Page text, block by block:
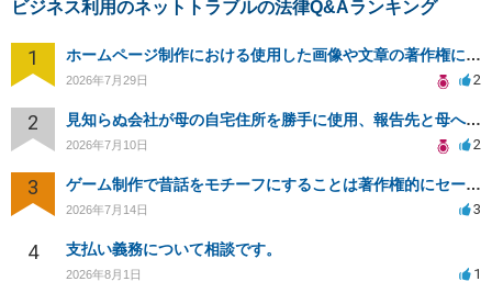
ビジネス利用のネットトラブルの法律Q&Aランキング
1 ホームページ制作における使用した画像や文章の著作権について
2026年7月29日 2
2 見知らぬ会社が母の自宅住所を勝手に使用、報告先と母への影響について相談
2026年7月10日 2
3 ゲーム制作で昔話をモチーフにすることは著作権的にセーフかどうか
2026年7月14日 3
4 支払い義務について相談です。
2026年8月1日 1